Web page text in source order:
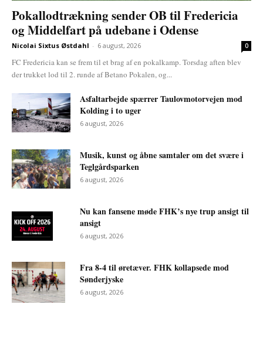
Pokallodtrækning sender OB til Fredericia
og Middelfart på udebane i Odense
Nicolai Sixtus Østdahl - 6 august, 2026 0
FC Fredericia kan se frem til et brag af en pokalkamp. Torsdag aften blev
der trukket lod til 2. runde af Betano Pokalen, og...
Asfaltarbejde spærrer Taulovmotorvejen mod
Kolding i to uger
6 august, 2026
Musik, kunst og åbne samtaler om det svære i
Teglgårdsparken
6 august, 2026
Nu kan fansene møde FHK’s nye trup ansigt til
ansigt
6 august, 2026
Fra 8-4 til øretæver. FHK kollapsede mod
Sønderjyske
6 august, 2026